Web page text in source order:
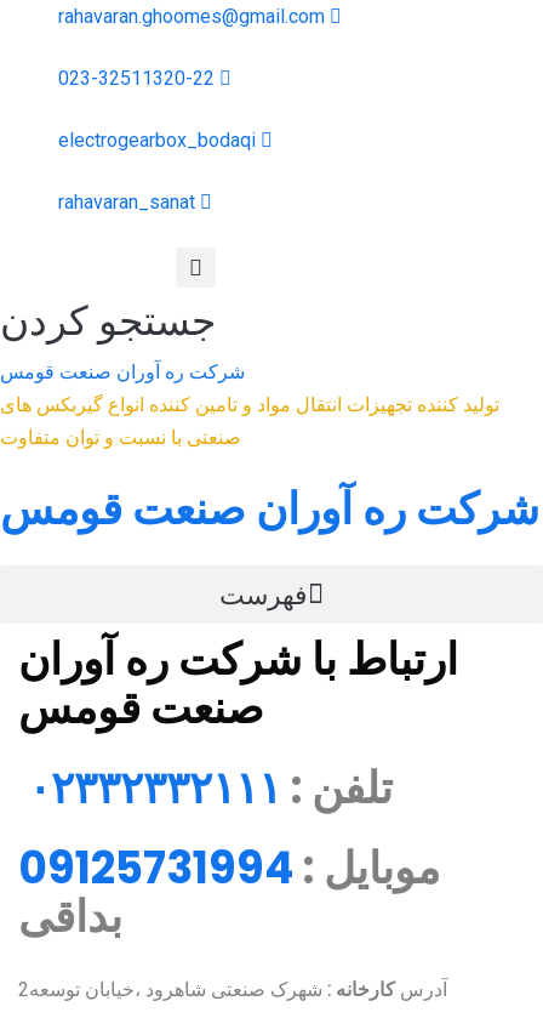
rahavaran.ghoomes@gmail.com
023-32511320-22
electrogearbox_bodaqi
rahavaran_sanat
جستجو کردن
شرکت ره آوران صنعت قومس
تولید کننده تجهیزات انتقال مواد و تامین کننده انواع گیربکس های
صنعتی با نسبت و توان متفاوت
شرکت ره آوران صنعت قومس
فهرست
ارتباط با شرکت ره آوران
صنعت قومس
تلفن : ۰۲۳۳۲۳۳۲۱۱۱
موبایل :09125731994
بداقی
آدرس کارخانه : شهرک صنعتی شاهرود ،خیابان توسعه2